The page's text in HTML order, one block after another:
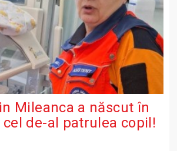
Mileanca a născut în
de-al patrulea copil!